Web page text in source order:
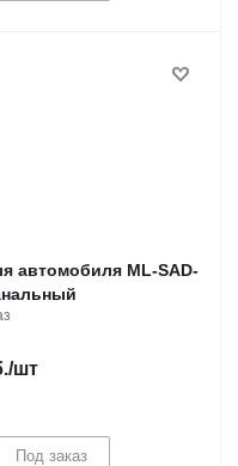
автомобиля ML-SAD-
/шт
Под заказ